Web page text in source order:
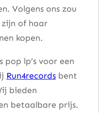
Volgens ons zou
of haar
kopen.
lp’s voor een
Run4records bent
bieden
betaalbare prijs.